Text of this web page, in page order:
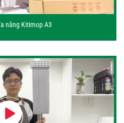
năng Kitimop A3